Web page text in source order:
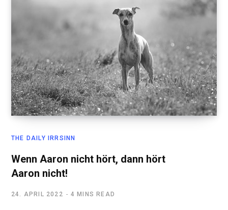
THE DAILY IRRSINN
Wenn Aaron nicht hört, dann hört
Aaron nicht!
24. APRIL 2022 4 MINS READ